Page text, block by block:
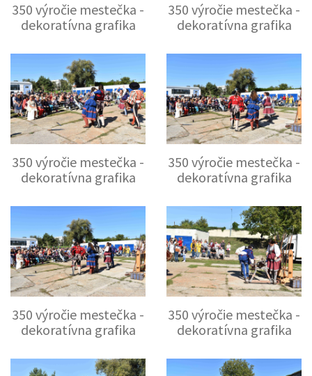
350 výročie mestečka -
dekoratívna grafika
350 výročie mestečka -
dekoratívna grafika
350 výročie mestečka -
dekoratívna grafika
350 výročie mestečka -
dekoratívna grafika
350 výročie mestečka -
dekoratívna grafika
350 výročie mestečka -
dekoratívna grafika